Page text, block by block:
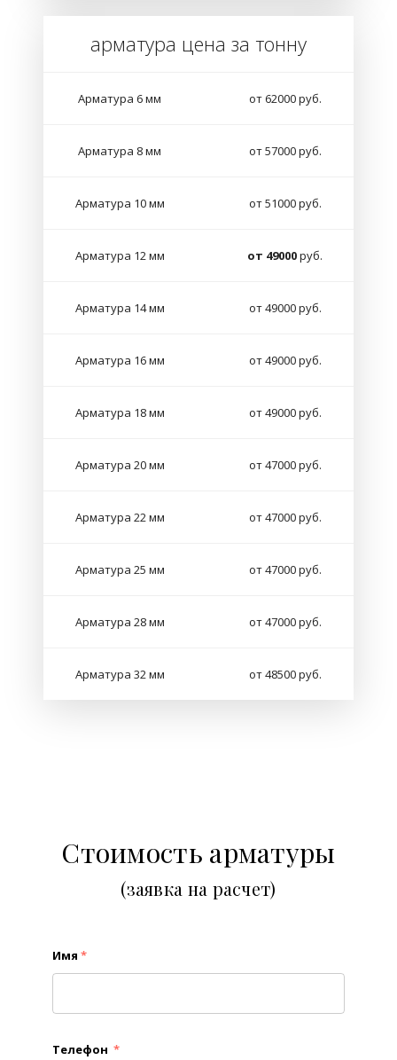
арматура цена за тонну
Арматура 6 мм от 62000 руб.
Арматура 8 мм от 57000 руб.
Арматура 10 мм от 51000 руб.
Арматура 12 мм от 49000руб.
Арматура 14 мм от 49000 руб.
Арматура 16 мм от 49000 руб.
Арматура 18 мм от 49000 руб.
Арматура 20 мм от 47000 руб.
Арматура 22 мм от 47000 руб.
Арматура 25 мм от 47000 руб.
Арматура 28 мм от 47000 руб.
Арматура 32 мм от 48500 руб.
Стоимость арматуры
(заявка на расчет)
Имя *
Телефон *